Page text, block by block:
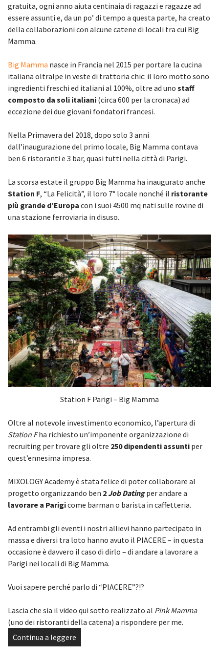
gratuita, ogni anno aiuta centinaia di ragazzi e ragazze ad
essere assunti e, da un po’ di tempo a questa parte, ha creato
della collaborazioni con alcune catene di locali tra cui Big
Mamma.
Big Mamma nasce in Francia nel 2015 per portare la cucina
italiana oltralpe in veste di trattoria chic: il loro motto sono
ingredienti freschi ed italiani al 100%, oltre ad uno staff
composto da soli italiani(circa 600 per la cronaca) ad
eccezione dei due giovani fondatori francesi.
Nella Primavera del 2018, dopo solo 3 anni
dall’inaugurazione del primo locale, Big Mamma contava
ben 6 ristoranti e 3 bar, quasi tutti nella città di Parigi.
La scorsa estate il gruppo Big Mamma ha inaugurato anche
Station F, “La Felicità”, il loro 7° locale nonché il ristorante
più grande d’Europa con i suoi 4500 mq nati sulle rovine di
una stazione ferroviaria in disuso.
Station F Parigi – Big Mamma
Oltre al notevole investimento economico, l’apertura di
Station Fha richiesto un’imponente organizzazione di
recruiting per trovare gli oltre 250 dipendenti assuntiper
quest’ennesima impresa.
MIXOLOGY Academy è stata felice di poter collaborare al
progetto organizzando ben 2Job Datingper andare a
lavorare a Parigicome barman o barista in caffetteria.
Ad entrambi gli eventi i nostri allievi hanno partecipato in
massa e diversi tra loto hanno avuto il PIACERE – in questa
occasione è davvero il caso di dirlo – di andare a lavorare a
Parigi nei locali di Big Mamma.
Vuoi sapere perché parlo di “PIACERE”?!?
Lascia che sia il video qui sotto realizzato al Pink Mamma
(uno dei ristoranti della catena) a rispondere per me.
Continua a leggere